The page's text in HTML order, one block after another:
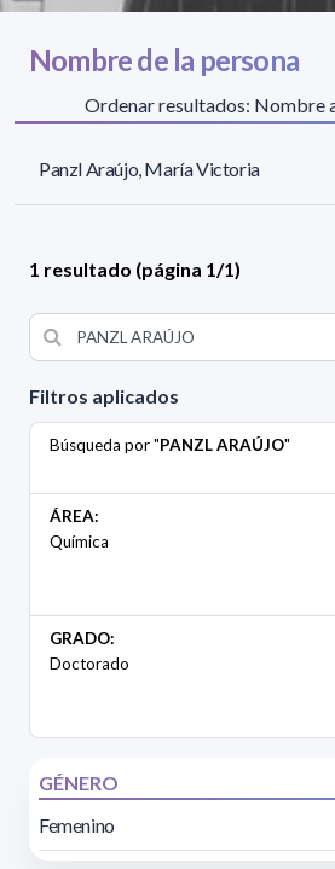
Filtros aplicados
Búsqueda por "PANZL ARAÚJO"
ÁREA:
Química
GRADO:
Doctorado
GÉNERO
Femenino
Nombre de la persona
Ordenar resultados: Nombre
Panzl Araújo, María Victoria
1 resultado (página 1/1)